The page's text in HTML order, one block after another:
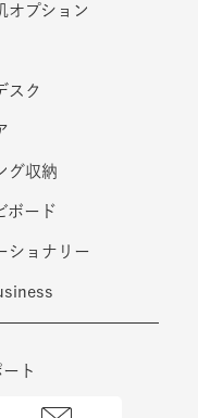
オプション
スク
グ収納
ボード
ショナリー
ト